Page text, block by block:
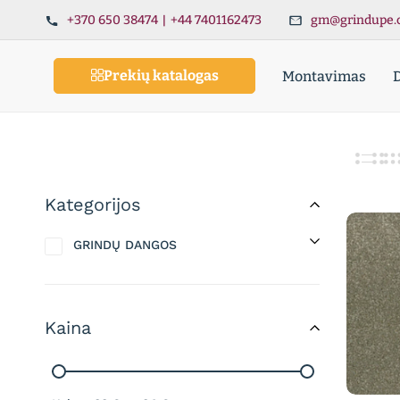
+370 650 38474 | +44 7401162473
Prekių katalogas Montavimas
Kategorijos
GRINDŲ DANGOS
Kaina